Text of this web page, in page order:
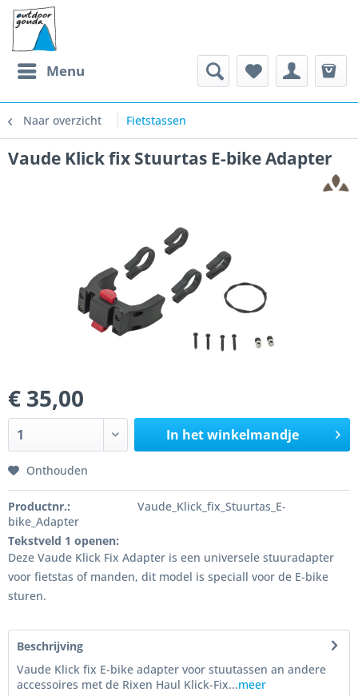
Menu
Naar overzicht Fietstassen
Vaude Klick fix Stuurtas E-bike Adapter
€ 35,00
In het winkelmandje
Onthouden
Productnr.:
Vaude_Klick_fix_Stuurtas_E-
bike_Adapter
Tekstveld 1 openen:
Deze Vaude Klick Fix Adapter is een universele stuuradapter
voor fietstas of manden, dit model is speciall voor de E-bike
sturen.
Beschrijving
Vaude Klick fix E-bike adapter voor stuutassen an andere
accessoires met de Rixen Haul Klick-Fix...meer